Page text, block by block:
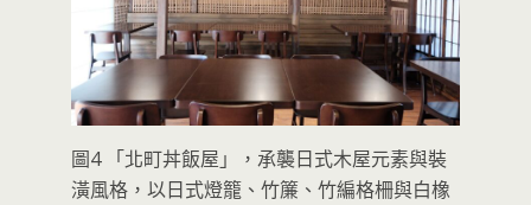
圖4 「北町丼飯屋」，承襲日式木屋元素與裝
潢風格，以日式燈籠、竹簾、竹編格柵與白橡